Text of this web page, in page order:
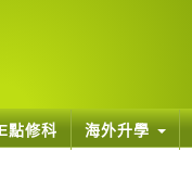
點修科 海外升學